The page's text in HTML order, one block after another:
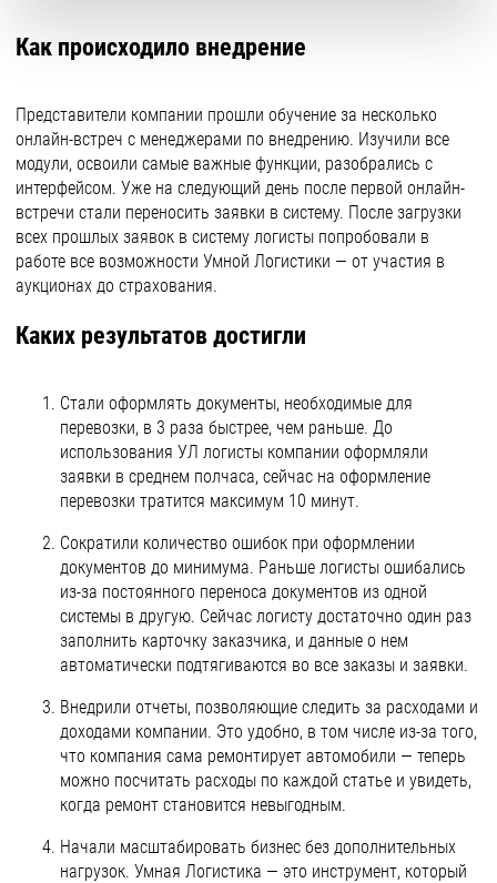
Как происходило внедрение
Представители компании прошли обучение за несколько
онлайн-встреч с менеджерами по внедрению. Изучили все
модули, освоили самые важные функции, разобрались с
интерфейсом. Уже на следующий день после первой онлайн-
встречи стали переносить заявки в систему. После загрузки
всех прошлых заявок в систему логисты попробовали в
работе все возможности Умной Логистики — от участия в
аукционах до страхования.
Каких результатов достигли
Стали оформлять документы, необходимые для
перевозки, в 3 раза быстрее, чем раньше. До
использования УЛ логисты компании оформляли
заявки в среднем полчаса, сейчас на оформление
перевозки тратится максимум 10 минут.
Сократили количество ошибок при оформлении
документов до минимума. Раньше логисты ошибались
из-за постоянного переноса документов из одной
системы в другую. Сейчас логисту достаточно один раз
заполнить карточку заказчика, и данные о нем
автоматически подтягиваются во все заказы и заявки.
Внедрили отчеты, позволяющие следить за расходами и
доходами компании. Это удобно, в том числе из-за того,
что компания сама ремонтирует автомобили — теперь
можно посчитать расходы по каждой статье и увидеть,
когда ремонт становится невыгодным.
Начали масштабировать бизнес без дополнительных
нагрузок. Умная Логистика — это инструмент, который